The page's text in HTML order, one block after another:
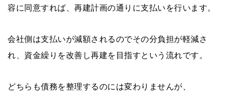
容に同意すれば、再建計画の通りに支払いを行います。
会社側は支払いが減額されるのでその分負担が軽減さ
れ、資金繰りを改善し再建を目指すという流れです。
どちらも債務を整理するのには変わりませんが、